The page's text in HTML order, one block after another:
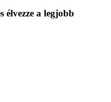
élvezze a legjobb